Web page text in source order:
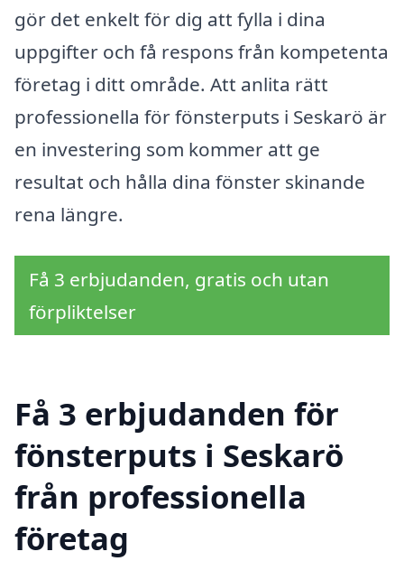
gör det enkelt för dig att fylla i dina
uppgifter och få respons från kompetenta
företag i ditt område. Att anlita rätt
professionella för fönsterputs i Seskarö är
en investering som kommer att ge
resultat och hålla dina fönster skinande
rena längre.
Få 3 erbjudanden, gratis och utan
förpliktelser
Få 3 erbjudanden för
fönsterputs i Seskarö
från professionella
företag